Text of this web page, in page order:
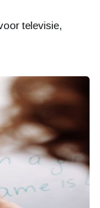
televisie,